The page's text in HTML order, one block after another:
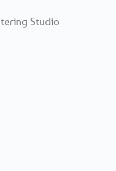
Studio